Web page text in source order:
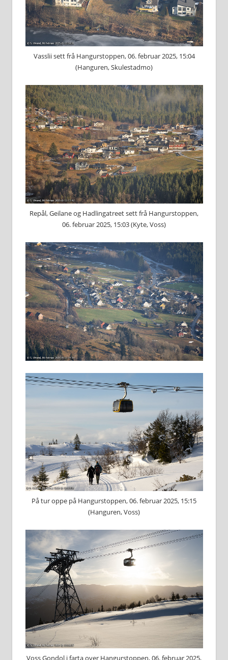
Vasslii sett frå Hangurstoppen, 06. februar 2025, 15:04
(Hanguren, Skulestadmo)
Repål, Geilane og Hadlingatreet sett frå Hangurstoppen,
06. februar 2025, 15:03 (Kyte, Voss)
På tur oppe på Hangurstoppen, 06. februar 2025, 15:15
(Hanguren, Voss)
Voss Gondol i farta over Hangurstoppen, 06. februar 2025,